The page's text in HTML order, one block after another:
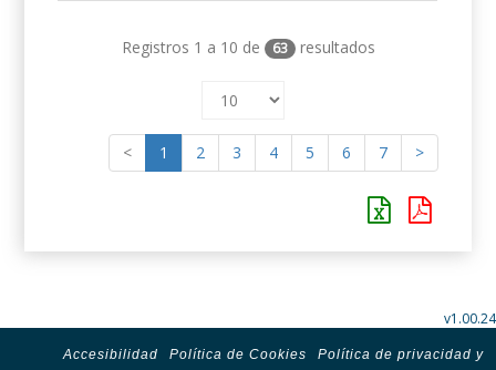
Registros 1 a 10 de 63 resultados
< 1 2 3 4 5 6 7 >
v1.00.24
Accesibilidad Política de Cookies
Política de privacidad y